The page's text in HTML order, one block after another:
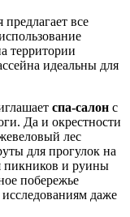
все
территории
идеальны для
спа-салон с
Да и окрестности
лес
для прогулок на
пикников и руины
побережье
даже